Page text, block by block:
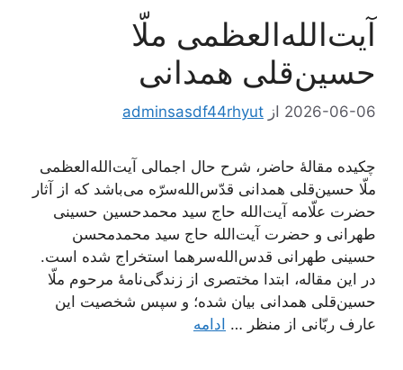
آیت‌الله‌العظمی ملّا
حسین‌قلی همدانی
2026-06-06 از adminsasdf44rhyut
چکیده مقالۀ حاضر، شرح حال اجمالی آیت‌الله‌العظمی
ملّا حسین‌قلی همدانی قدّس‌الله‌سرّه می‌باشد که از آثار
حضرت علّامه آیت‌الله حاج سید محمدحسین حسینی
طهرانی و حضرت آیت‌الله حاج سید محمدمحسن
حسینی طهرانی قدس‌الله‌سرهما استخراج شده است.
در این مقاله، ابتدا مختصری از زندگی‌نامۀ مرحوم ملّا
حسین‌قلی همدانی بیان شده؛ و سپس شخصیت این
عارف ربّانی از منظر … ادامه